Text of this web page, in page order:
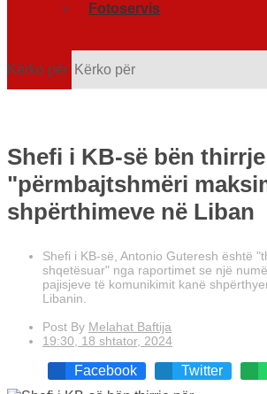
Fotoservis
Kërko për
Shefi i KB-së bën
"përmbajtshmëri
shpërthimeve në Liban
Shefi i KB-së, Antonio Guteresh është
shqetësuar" nga raportimet se një
pajisjeve të komunikimit kanë
Libanin.
Post By Melahat Baftija
19:30, 18 shtator, 2024
Facebook Twitter